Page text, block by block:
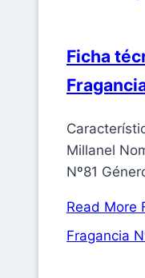
Ficha
Millanel
Nº81
Read More
Fragancia